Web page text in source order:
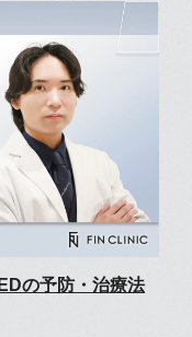
ります。そのため、
となる生活習慣の改
の原因や治療法、生
す。
の予防・治療法